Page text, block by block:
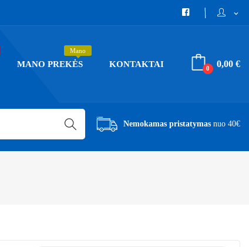
expand_more
MANO PREKĖS
Mano
KONTAKTAI 0,00 €
0
Nemokamas pristatymas nuo 40€